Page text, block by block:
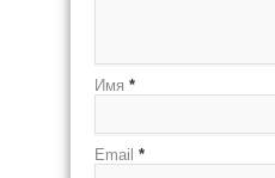
Имя *
Email *